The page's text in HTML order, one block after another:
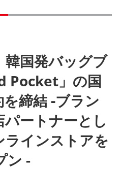
韓国発バッグブ
Pocket」の国
締結 ‐ブラン
パートナーとし
ラインストアを
ン -